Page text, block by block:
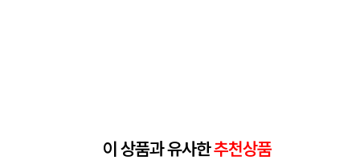
이 상품과 유사한추천상품